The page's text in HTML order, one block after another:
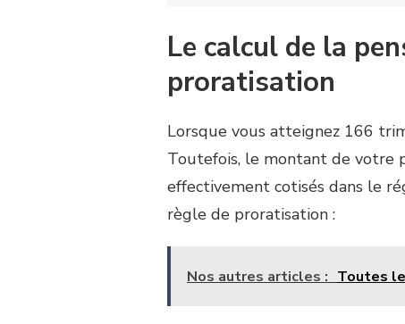
Le calcul de la
proratisation
Lorsque vous atteignez 166
Toutefois, le montant de votre
effectivement cotisés dans le
règle de proratisation :
Nos autres articles : Toutes